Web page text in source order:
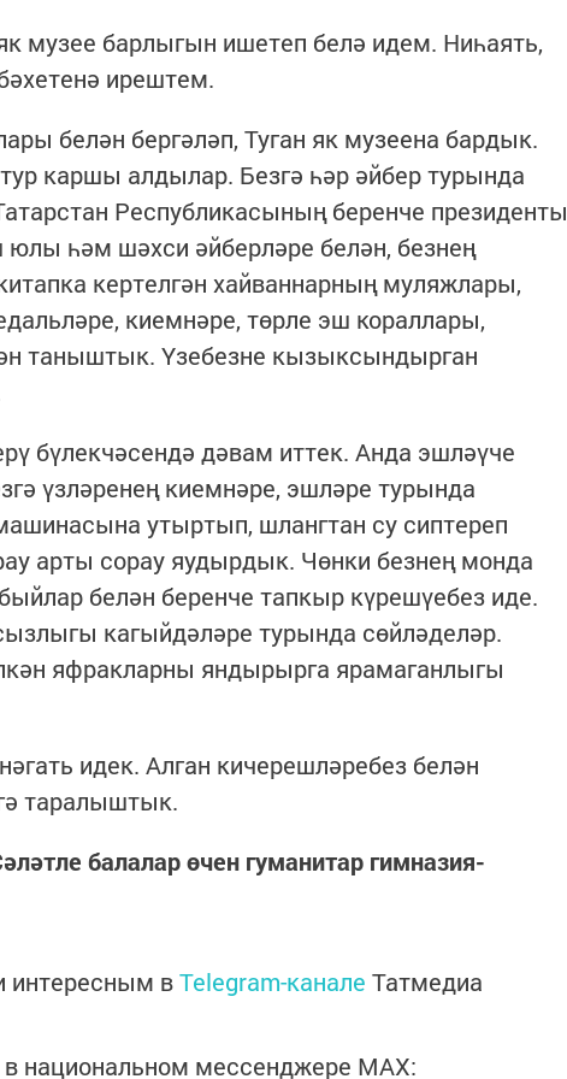
музее барлыгын ишетеп белә идем. Ниһаять,
ирештем.
белән бергәләп, Туган як музеена бардык.
каршы алдылар. Безгә һәр әйбер турында
Республикасының беренче президенты
һәм шәхси әйберләре белән, безнең
кертелгән хайваннарның муляжлары,
киемнәре, төрле эш кораллары,
таныштык. Үзебезне кызыксындырган
бүлекчәсендә дәвам иттек. Анда эшләүче
үзләренең киемнәре, эшләре турында
утыртып, шлангтан су сиптереп
арты сорау яудырдык. Чөнки безнең монда
белән беренче тапкыр күрешүебез иде.
кагыйдәләре турында сөйләделәр.
яфракларны яндырырга ярамаганлыгы
идек. Алган кичерешләребез белән
таралыштык.
балалар өчен гуманитар гимназия-
вTelegram-канале Татмедиа
в национальном мессенджере MАХ: